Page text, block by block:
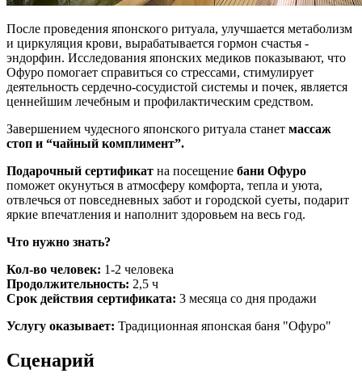
После проведения японского ритуала, улучшается метаболизм
и циркуляция крови, вырабатывается гормон счастья -
эндорфин. Исследования японских медиков показывают, что
Офуро помогает справиться со стрессами, стимулирует
деятельность сердечно-сосудистой системы и почек, является
ценнейшим лечебным и профилактическим средством.
Завершением чудесного японского ритуала станет массаж
стоп и “чайный комплимент”.
Подарочный сертификат на посещение бани Офуро
поможет окунуться в атмосферу комфорта, тепла и уюта,
отвлечься от повседневных забот и городской суеты, подарит
яркие впечатления и наполнит здоровьем на весь год.
Что нужно знать?
Кол-во человек: 1-2 человека
Продолжительность: 2,5 ч
Срок действия сертификата: 3 месяца со дня продажи
Услугу оказывает: Традиционная японская баня "Офуро"
Сценарий